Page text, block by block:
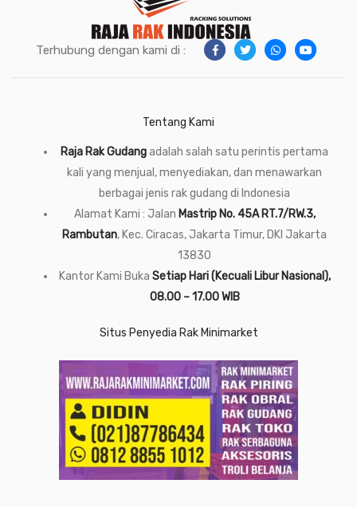
Terhubung dengan kami di :
Tentang Kami
Raja Rak Gudangadalah salah satu perintis pertama
kali yang menjual, menyediakan, dan menawarkan
berbagai jenis rak gudang di Indonesia
Alamat Kami : Jalan Mastrip No. 45A RT.7/RW.3,
Rambutan, Kec. Ciracas, Jakarta Timur, DKI Jakarta
13830
Kantor Kami Buka Setiap Hari (Kecuali Libur Nasional),
08.00 – 17.00 WIB
Situs Penyedia Rak Minimarket